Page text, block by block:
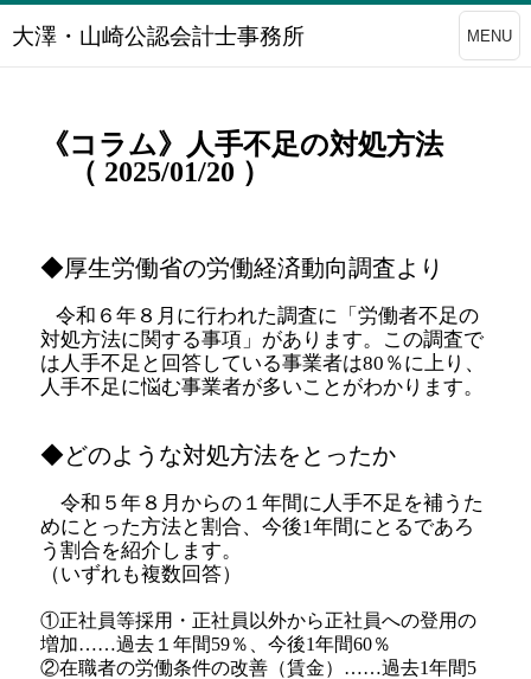
大澤・山崎公認会計士事務所 MENU
《コラム》人手不足の対処方法
（ 2025/01/20 ）
◆厚生労働省の労働経済動向調査より
令和６年８月に行われた調査に「労働者不足の
対処方法に関する事項」があります。この調査で
は人手不足と回答している事業者は80％に上り、
人手不足に悩む事業者が多いことがわかります。
◆どのような対処方法をとったか
令和５年８月からの１年間に人手不足を補うた
めにとった方法と割合、今後1年間にとるであろ
う割合を紹介します。
（いずれも複数回答）
①正社員等採用・正社員以外から正社員への登用の
増加……過去１年間59％、今後1年間60％
②在職者の労働条件の改善（賃金）……過去1年間5